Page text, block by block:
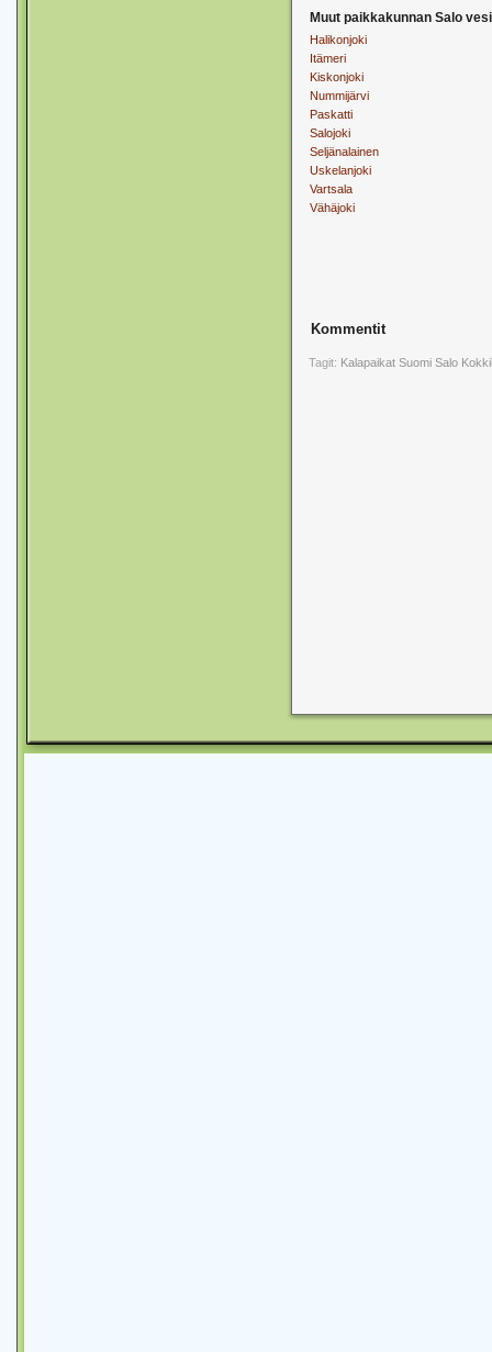
Muut paikkakunnan Salo
Halikonjoki
Itämeri
Kiskonjoki
Nummijärvi
Paskatti
Salojoki
Seljänalainen
Uskelanjoki
Vartsala
Vähäjoki
Kommentit
Tagit: Kalapaikat Suomi Salo